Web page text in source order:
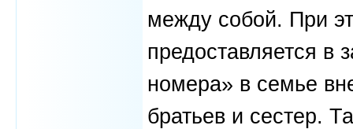
между собой. При
предоставляется в
номера» в семье
братьев и сестер.